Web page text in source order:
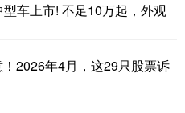
车上市! 不足10万起，外观
2026年4月，这29只股票诉